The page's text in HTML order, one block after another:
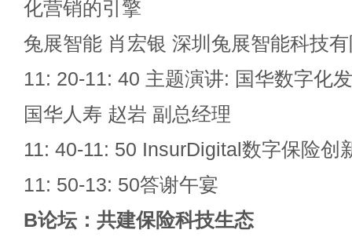
化营销的引擎
兔展智能 肖宏银 深圳兔展智能科技
11: 20-11: 40 主题演讲: 国华数字化
国华人寿 赵岩 副总经理
11: 40-11: 50 InsurDigital数字保险创
11: 50-13: 50答谢午宴
B论坛：共建保险科技生态